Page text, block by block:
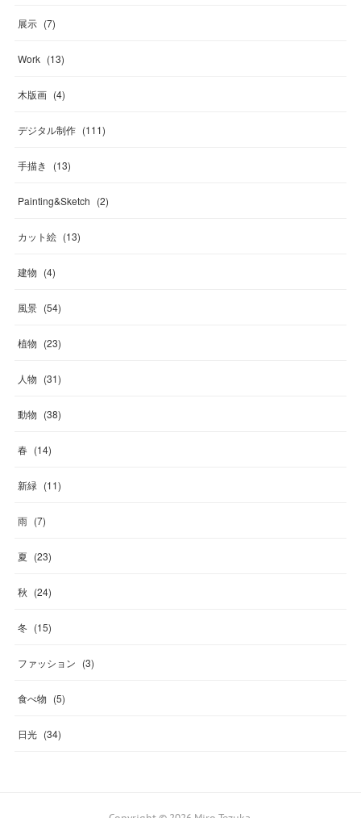
展示 (7)
Work (13)
木版画 (4)
デジタル制作 (111)
手描き (13)
Painting&Sketch (2)
カット絵 (13)
建物 (4)
風景 (54)
植物 (23)
人物 (31)
動物 (38)
春 (14)
新緑 (11)
雨 (7)
夏 (23)
秋 (24)
冬 (15)
ファッション (3)
食べ物 (5)
日光 (34)